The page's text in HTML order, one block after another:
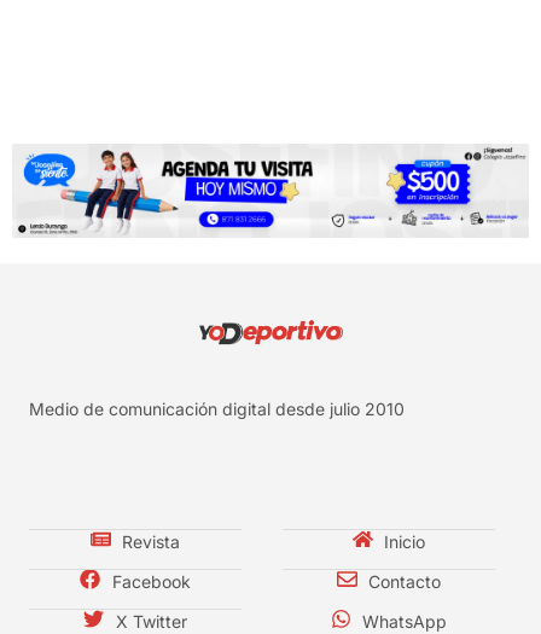
Medio de comunicación digital desde julio 2010
Revista
Facebook
X Twitter
Inicio
Contacto
WhatsApp